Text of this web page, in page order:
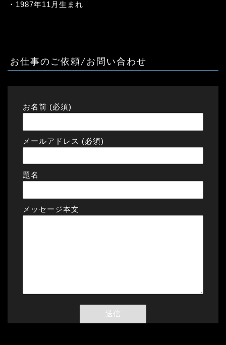
・1987年11月生まれ
お仕事のご依頼/お問い合わせ
お名前 (必須)
メールアドレス (必須)
題名
メッセージ本文